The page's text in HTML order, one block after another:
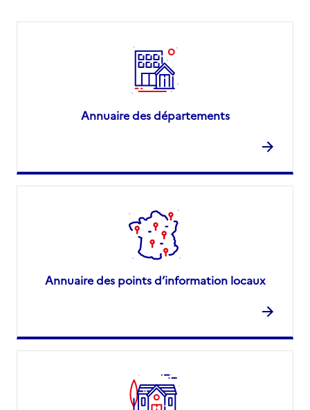
Annuaire des départements
Annuaire des points d’information locaux